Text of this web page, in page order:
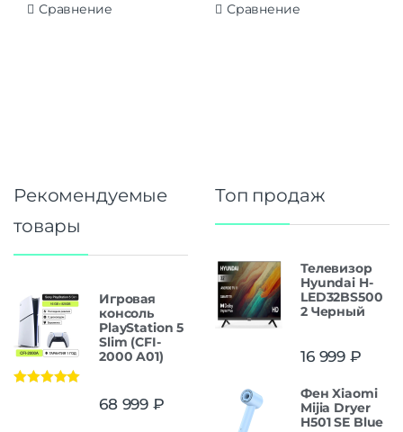
Сравнение Сравнение
Рекомендуемые
товары
Игровая
консоль
PlayStation 5
Slim (CFI-
2000 A01)
68 999 ₽
Топ продаж
Телевизор
Hyundai H-
LED32BS500
2 Черный
16 999 ₽
Фен Xiaomi
Mijia Dryer
H501 SE Blue